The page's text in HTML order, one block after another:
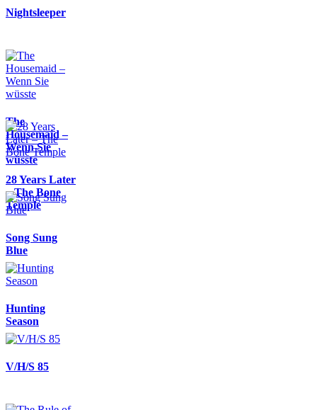
Nightsleeper
The
Housemaid –
Wenn Sie
wüsste
28 Years Later
– The Bone
Temple
Song Sung
Blue
Hunting
Season
V/H/S 85